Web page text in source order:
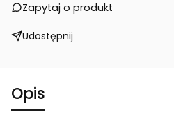
Zapytaj o produkt
Udostępnij
Opis